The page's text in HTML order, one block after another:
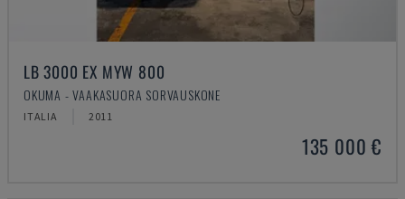
LB 3000 EX MYW 800
OKUMA - VAAKASUORA SORVAUSKONE
ITALIA 2011
135 000 €